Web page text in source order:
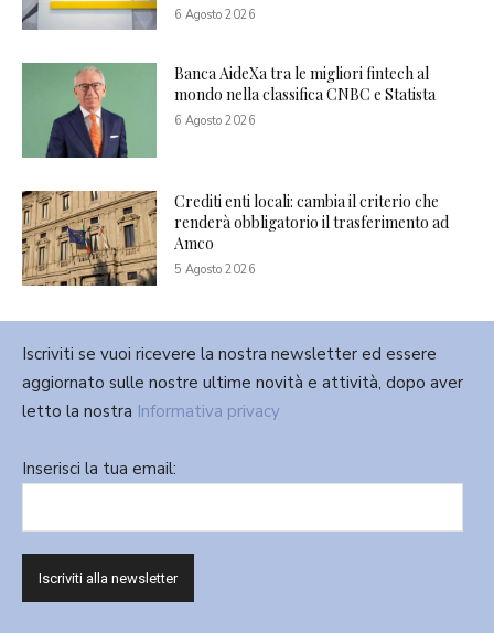
6 Agosto 2026
Banca AideXa tra le migliori fintech al
mondo nella classifica CNBC e Statista
6 Agosto 2026
Crediti enti locali: cambia il criterio che
renderà obbligatorio il trasferimento ad
Amco
5 Agosto 2026
Iscriviti se vuoi ricevere la nostra newsletter ed essere
aggiornato sulle nostre ultime novità e attività, dopo aver
letto la nostra Informativa privacy
Inserisci la tua email: